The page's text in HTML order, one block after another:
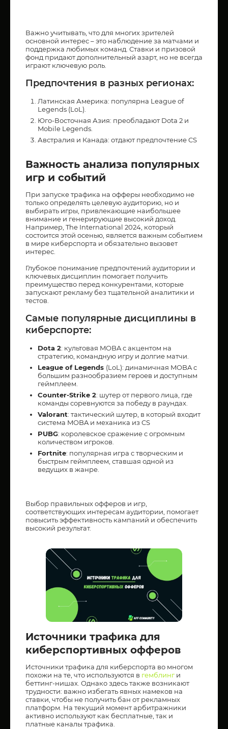
Важно учитывать, что для многих зрителей
основной интерес – это наблюдение за матчами и
поддержка любимых команд. Ставки и призовой
фонд придают дополнительный азарт, но не всегда
играют ключевую роль.
Предпочтения в разных регионах:
Латинская Америка: популярна League of
Legends (LoL).
Юго-Восточная Азия: преобладают Dota 2 и
Mobile Legends.
Австралия и Канада: отдают предпочтение CS
Важность анализа популярных
игр и событий
При запуске трафика на офферы необходимо не
только определять целевую аудиторию, но и
выбирать игры, привлекающие наибольшее
внимание и генерирующие высокий доход.
Например, The International 2024, который
состоится этой осенью, является важным событием
в мире киберспорта и обязательно вызовет
интерес.
Глубокое понимание предпочтений аудитории и
ключевых дисциплин помогает получить
преимущество перед конкурентами, которые
запускают рекламу без тщательной аналитики и
тестов.
Самые популярные дисциплины в
киберспорте:
Dota 2: культовая MOBA с акцентом на
стратегию, командную игру и долгие матчи.
League of Legends (LoL): динамичная MOBA с
большим разнообразием героев и доступным
геймплеем.
Counter-Strike 2: шутер от первого лица, где
команды соревнуются за победу в раундах.
Valorant: тактический шутер, в который входит
система MOBA и механика из CS
PUBG: королевское сражение с огромным
количеством игроков.
Fortnite: популярная игра с творческим и
быстрым геймплеем, ставшая одной из
ведущих в жанре.
Выбор правильных офферов и игр,
соответствующих интересам аудитории, помогает
повысить эффективность кампаний и обеспечить
высокий результат.
Источники трафика для
киберспортивных офферов
Источники трафика для киберспорта во многом
похожи на те, что используются в гемблинги
беттинг-нишах. Однако здесь также возникают
трудности: важно избегать явных намеков на
ставки, чтобы не получить бан от рекламных
платформ. На текущий момент арбитражники
активно используют как бесплатные, так и
платные каналы трафика.